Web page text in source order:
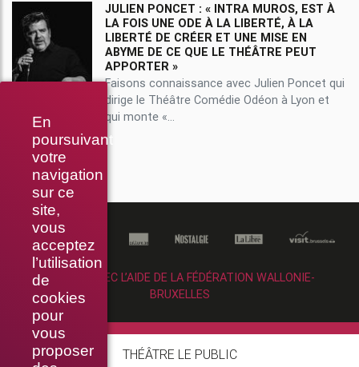
En
poursuivant
votre
navigation
sur ce
site,
vous
acceptez
l’utilisation
de
cookies
pour
vous
proposer
JULIEN PONCET : « INTRA MUROS, EST À
LA FOIS UNE ODE À LA LIBERTÉ, À LA
LIBERTÉ DE CRÉER ET UNE MISE EN
ABYME DE CE QUE LE THÉÂTRE PEUT
APPORTER »
Faisons connaissance avec Julien Poncet qui
dirige le Théâtre Comédie Odéon à Lyon et
qui monte «...
RÉALISÉ AVEC L’AIDE DE LA FÉDÉRATION WALLONIE-
BRUXELLES
THÉÂTRE LE PUBLIC